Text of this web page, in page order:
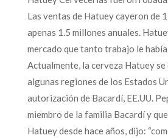
Las ventas de Hatuey cayeron de
apenas 1.5 millones anuales.
mercado que tanto trabajo le
Actualmente, la cerveza Hatuey
algunas regiones de los Estados
autorización de Bacardí, EE.UU.
miembro de la familia Bacardí y
Hatuey desde hace años, dijo: